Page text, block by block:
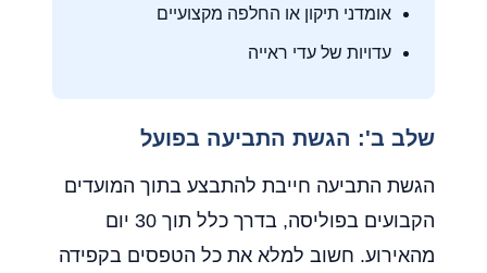
אומדני תיקון או החלפה מקצועיים
עדויות של עדי ראייה
שלב ב': הגשת התביעה בפועל
הגשת התביעה חייבת להתבצע בתוך המועדים
הקבועים בפוליסה, בדרך כלל תוך 30 יום
מהאירוע. חשוב למלא את כל הטפסים בקפידה